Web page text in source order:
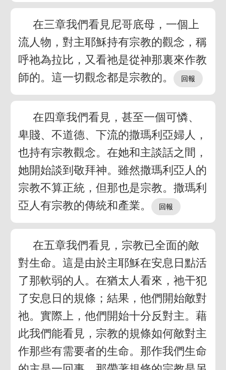
在三章我們看見尼哥底母，一個上
流人物，對主耶穌持有宗教的觀念，稱
呼祂為拉比，又看祂是從神那裏來作教
師的。這一切觀念都是宗教的。
在四章我們看見，甚至一個可憐、
卑賤、不道德、下流的撒瑪利亞婦人，
也持有宗教觀念。在她和主談話之間，
她開始談到敬拜神。雖然撒瑪利亞人的
宗教不算正統，但那也是宗教。撒瑪利
亞人有宗教的傳統和產業。
在五章我們看見，宗教已全面的敵
對生命。這是由於主耶穌在安息日點活
了那軟弱的人。在猶太人看來，祂干犯
了安息日的規條；結果，他們開始敵對
祂。實際上，他們開始十分反對主。藉
此我們能看見，宗教的規條如何敵對主
作那些有需要者的生命。那作我們生命